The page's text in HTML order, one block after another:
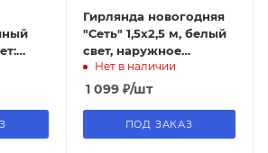
Гирлянда новогодняя
"Сеть" 1,5х2,5 м, белый
свет, наружное
использование, IP44,
TDM
Нет в наличии
1 099₽/шт
ПОД ЗАКАЗ